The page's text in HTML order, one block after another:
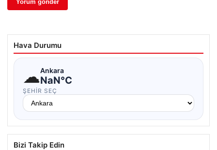
Hava Durumu
☁Ankara
NaN°C
ŞEHIR SEÇ
Bizi Takip Edin